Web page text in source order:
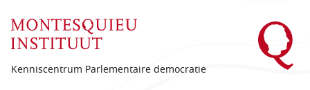
Kenniscentrum Parlementaire democratie